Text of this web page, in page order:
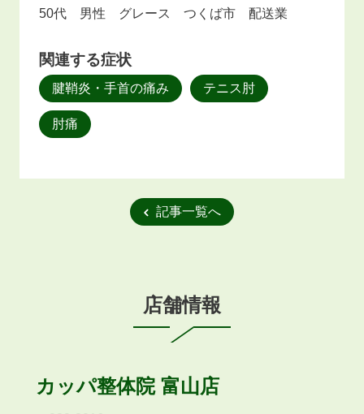
50代 男性 グレース つくば市 配送業
関連する症状
腱鞘炎・手首の痛み テニス肘
肘痛
記事一覧へ
店舗情報
カッパ整体院 富山店